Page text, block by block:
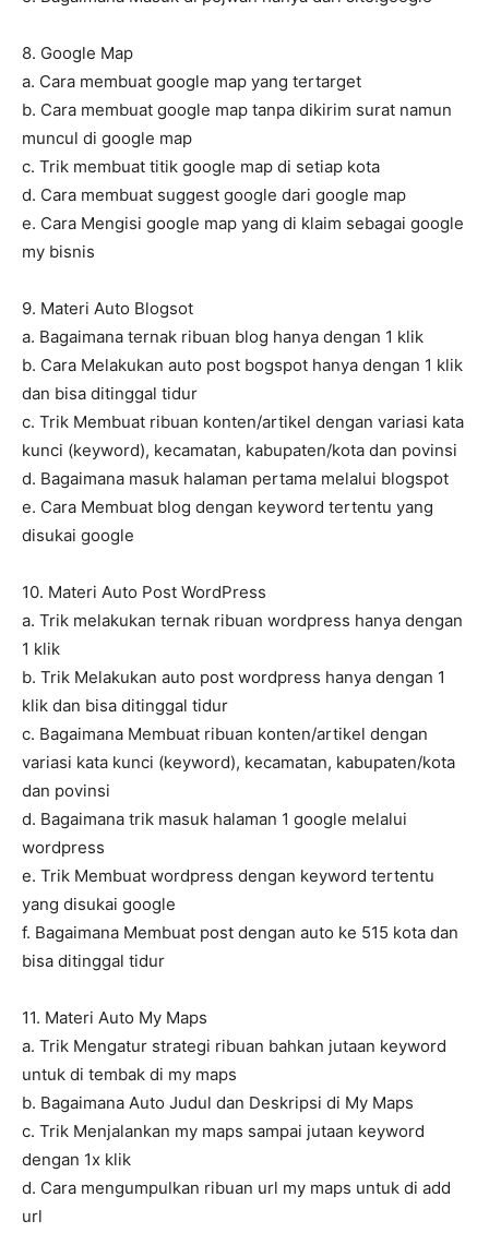
8. Google Map
a. Cara membuat google map yang tertarget
b. Cara membuat google map tanpa dikirim surat namun
muncul di google map
c. Trik membuat titik google map di setiap kota
d. Cara membuat suggest google dari google map
e. Cara Mengisi google map yang di klaim sebagai google
my bisnis
9. Materi Auto Blogsot
a. Bagaimana ternak ribuan blog hanya dengan 1 klik
b. Cara Melakukan auto post bogspot hanya dengan 1 klik
dan bisa ditinggal tidur
c. Trik Membuat ribuan konten/artikel dengan variasi kata
kunci (keyword), kecamatan, kabupaten/kota dan povinsi
d. Bagaimana masuk halaman pertama melalui blogspot
e. Cara Membuat blog dengan keyword tertentu yang
disukai google
10. Materi Auto Post WordPress
a. Trik melakukan ternak ribuan wordpress hanya dengan
1 klik
b. Trik Melakukan auto post wordpress hanya dengan 1
klik dan bisa ditinggal tidur
c. Bagaimana Membuat ribuan konten/artikel dengan
variasi kata kunci (keyword), kecamatan, kabupaten/kota
dan povinsi
d. Bagaimana trik masuk halaman 1 google melalui
wordpress
e. Trik Membuat wordpress dengan keyword tertentu
yang disukai google
f. Bagaimana Membuat post dengan auto ke 515 kota dan
bisa ditinggal tidur
11. Materi Auto My Maps
a. Trik Mengatur strategi ribuan bahkan jutaan keyword
untuk di tembak di my maps
b. Bagaimana Auto Judul dan Deskripsi di My Maps
c. Trik Menjalankan my maps sampai jutaan keyword
dengan 1x klik
d. Cara mengumpulkan ribuan url my maps untuk di add
url